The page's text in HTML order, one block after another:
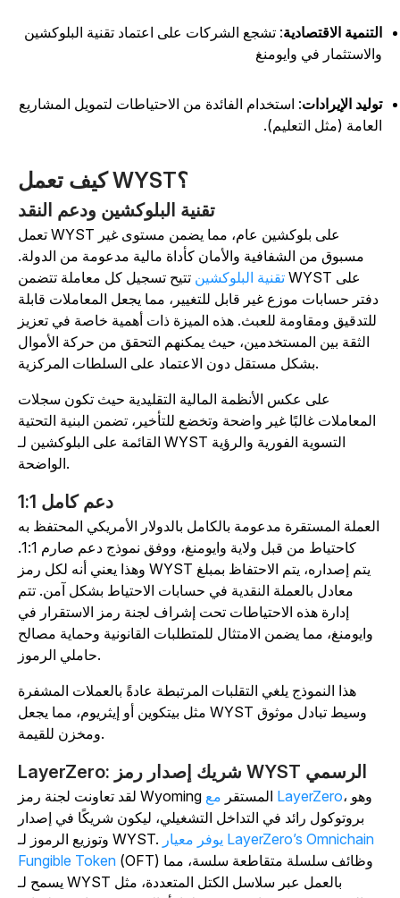
الاقتصادية: تشجع الشركات على اعتماد تقنية البلوكشين
في وايومنغ
الإيرادات: استخدام الفائدة من الاحتياطات لتمويل المشاريع
(مثل التعليم).
تقنية البلوكشين ودعم النقد
تعمل WYST على بلوكشين عام، مما يضمن مستوى غير
مسبوق من الشفافية والأمان كأداة مالية مدعومة من الدولة.
تقنية البلوكشينتتيح تسجيل كل معاملة تتضمن WYST على
دفتر حسابات موزع غير قابل للتغيير، مما يجعل المعاملات قابلة
للتدقيق ومقاومة للعبث. هذه الميزة ذات أهمية خاصة في تعزيز
الثقة بين المستخدمين، حيث يمكنهم التحقق من حركة الأموال
على عكس الأنظمة المالية التقليدية حيث تكون سجلات
المعاملات غالبًا غير واضحة وتخضع للتأخير، تضمن البنية التحتية
القائمة على البلوكشين لـ WYST التسوية الفورية والرؤية
دعم كامل 1:1
العملة المستقرة مدعومة بالكامل بالدولار الأمريكي المحتفظ به
كاحتياط من قبل ولاية وايومنغ، ووفق نموذج دعم صارم 1:1.
وهذا يعني أنه لكل رمز WYST يتم إصداره، يتم الاحتفاظ بمبلغ
معادل بالعملة النقدية في حسابات الاحتياط بشكل آمن. تتم
إدارة هذه الاحتياطات تحت إشراف لجنة رمز الاستقرار في
وايومنغ، مما يضمن الامتثال للمتطلبات القانونية وحماية مصالح
هذا النموذج يلغي التقلبات المرتبطة عادةً بالعملات المشفرة
مثل بيتكوين أو إيثريوم، مما يجعل WYST وسيط تبادل موثوق
LayerZero: شريك إصدار رمز WYST الرسمي
لقد تعاونت لجنة رمز Wyoming المستقرمع LayerZero، وهو
بروتوكول رائد في التداخل التشغيلي، ليكون شريكًا في إصدار
وتوزيع الرموز لـ WYST.يوفر معيار LayerZero’s Omnichain
Fungible Token(OFT) وظائف سلسلة متقاطعة سلسة، مما
يسمح لـ WYST بالعمل عبر سلاسل الكتل المتعددة، مثل